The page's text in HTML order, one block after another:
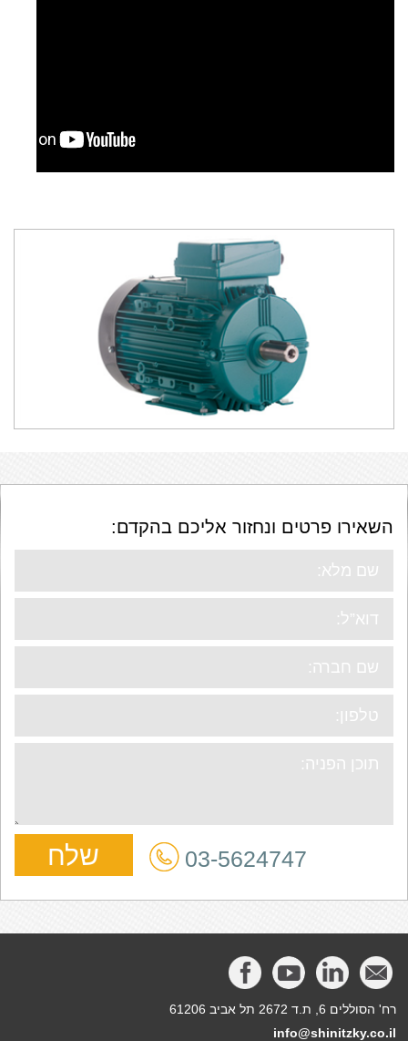
השאירו פרטים ונחזור אליכם בהקדם:
03-5624747
רח' הסוללים 6, ת.ד 2672 תל אביב 61206
info@shinitzky.co.il